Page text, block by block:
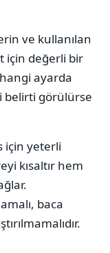
ve kullanılan
için değerli bir
hangi ayarda
belirti görülürse
için yeterli
kısaltır hem
baca